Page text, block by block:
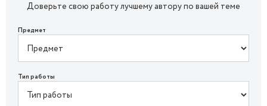
Доверьте свою работу лучшему автору по вашей теме
Предмет
Тип работы